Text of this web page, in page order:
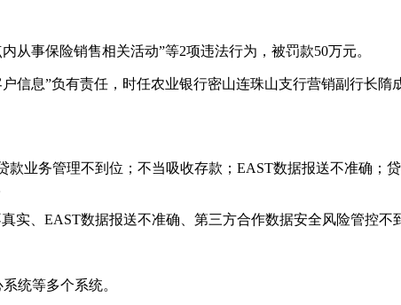
从事保险销售相关活动”等2项违法行为，被罚款50万元。
信息”负有责任，时任农业银行密山连珠山支行营销副行长隋
业务管理不到位；不当吸收存款；EAST数据报送不准确；
实、EAST数据报送不准确、第三方合作数据安全风险管控不
统等多个系统。